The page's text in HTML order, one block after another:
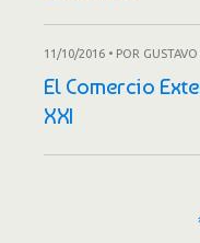
11/10/2016 • POR
El Comercio
XXI